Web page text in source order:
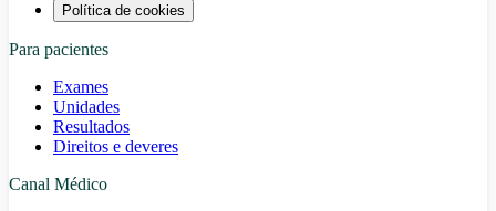
Política de cookies
Para pacientes
Exames
Unidades
Resultados
Direitos e deveres
Canal Médico